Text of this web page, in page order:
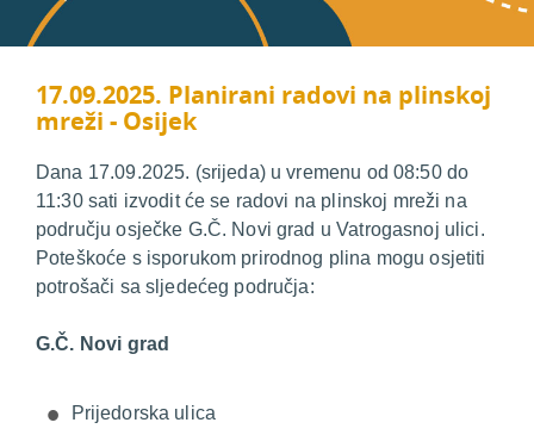
17.09.2025. Planirani radovi na plinskoj
mreži - Osijek
Dana 17.09.2025. (srijeda) u vremenu od 08:50 do
11:30 sati izvodit će se radovi na plinskoj mreži na
području osječke G.Č. Novi grad u Vatrogasnoj ulici.
Poteškoće s isporukom prirodnog plina mogu osjetiti
potrošači sa sljedećeg područja:
G.Č. Novi grad
Prijedorska ulica